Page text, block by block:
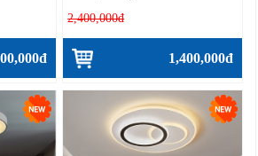
2,400,000đ
1,400,000đ